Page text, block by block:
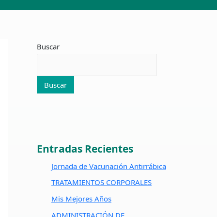
Buscar
Buscar
Entradas Recientes
Jornada de Vacunación Antirrábica
TRATAMIENTOS CORPORALES
Mis Mejores Años
ADMINISTRACIÓN DE